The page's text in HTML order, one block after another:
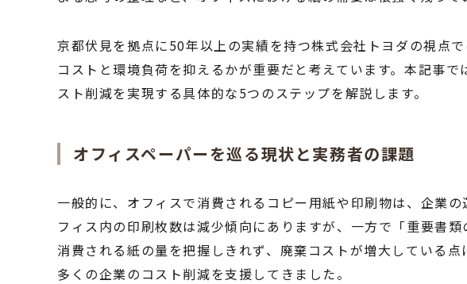
京都伏見を拠点に50年以上の実績を持つ株式会社トヨダの視点
コストと環境負荷を抑えるかが重要だと考えています。本記事
スト削減を実現する具体的な5つのステップを解説します。
オフィスペーパーを巡る現状と実務者の課題
一般的に、オフィスで消費されるコピー用紙や印刷物は、企業
フィス内の印刷枚数は減少傾向にありますが、一方で「重要書
消費される紙の量を把握しきれず、廃棄コストが増大している
多くの企業のコスト削減を支援してきました。